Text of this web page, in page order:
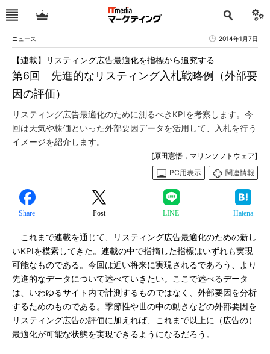
ニュース 2014年1月7日
第6回 先進的なリスティング入札戦略例（外部要
因の評価）
【連載】リスティング広告最適化を指標から追究する
リスティング広告最適化のために測るべきKPIを考察します。今
回は天気や株価といった外部要因データを活用して、入札を行う
イメージを紹介します。
[原田憲悟，マリンソフトウェア]
PC用表示
関連情報
Share Post LINE Hatena
これまで連載を通じて、リスティング広告最適化のための新し
いKPIを模索してきた。連載の中で指摘した指標はいずれも実現
可能なものである。今回は近い将来に実現されるであろう、より
先進的なデータについて述べていきたい。ここで述べるデータ
は、いわゆるサイト内で計測するものではなく、外部要因を分析
するためのものである。季節性や世の中の動きなどの外部要因を
リスティング広告の評価に加えれば、これまで以上に（広告の）
最適化が可能な状態を実現できるようになるだろう。